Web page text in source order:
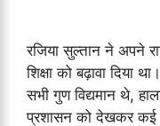
रजिया सुल्तान ने अपने
शिक्षा को बढ़ावा
सभी गुण विद्यमान थे,
प्रशासन को देखकर